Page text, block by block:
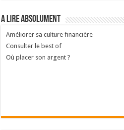
A lire absolument
Améliorer sa culture financière
Consulter le best of
Où placer son argent ?